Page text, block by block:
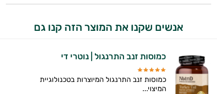
ריכוז ומיקוד
שיפור הזיכרון
שלד ומפרקים
אנשים שקנו את המוצר הזה קנו גם
כמוסות זנב התרנגול | נוטרי די
כמוסות זנב התרנגול המיוצרות בטכנולוגיית
המיצוי...
וספרות מקצועית בתחומי הרפואה הטבעית
ותזונת הספורט.
אני כאן כדי לעזור לך להתאים את תוספי
התזונה ומוצרי הבריאות המדויקים למטרות
ולמצב הגופני שלך, ולהסביר לך אילו רכיבים
עובדים יחד כדי למקסם תוצאות גם בחיי היום